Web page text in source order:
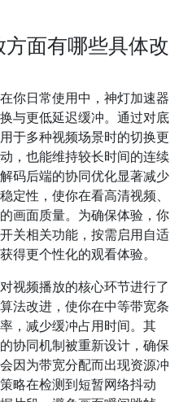
面有哪些具体改
你日常使用中，神灯加速器
与更低延迟缓冲。通过对底
于多种视频场景时的切换更
，也能维持较长时间的连续
码后端的协同优化显著减少
定性，使你在看高清视频、
画面质量。为确保体验，你
关相关功能，按需启用自适
得更个性化的观看体验。
视频播放的核心环节进行了
法改进，使你在中等带宽条
，减少缓冲占用时间。其
协同机制被重新设计，确保
因为带宽分配而出现资源冲
略在检测到短暂网络抖动